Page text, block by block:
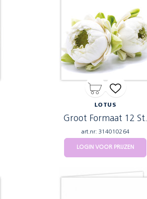
LOTUS
Groot Formaat 12 St.
art.nr: 314010264
LOGIN VOOR PRIJZEN